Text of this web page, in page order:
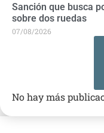
Sanción que busca
sobre dos ruedas
07/08/2026
No hay más